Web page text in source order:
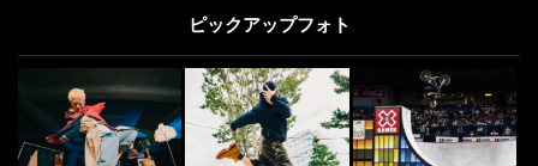
ピックアップフォト